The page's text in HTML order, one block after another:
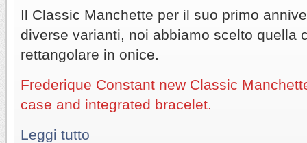
Il Classic Manchette per il suo primo
diverse varianti, noi abbiamo scelto quella
rettangolare in onice.
Frederique Constant new Classic
case and integrated bracelet.
Leggi tutto